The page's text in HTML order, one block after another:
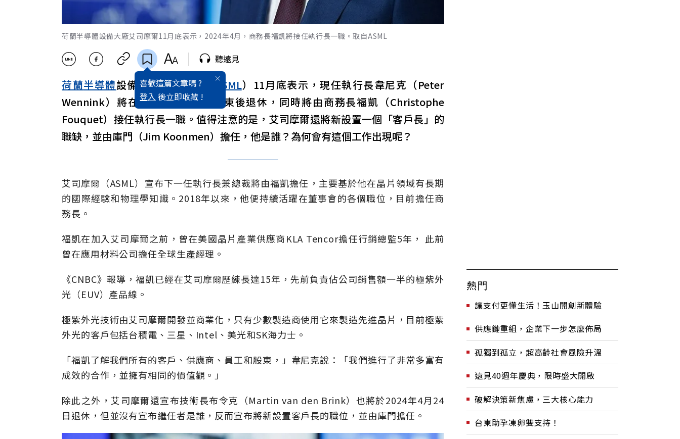
荷蘭半導體設備大廠艾司摩爾11月底表示，2024年4月，商務長福凱將接任執行長一職。取自ASML
喜歡這篇文章嗎 ?
登入 後立即收藏 !
聽遠見
荷蘭半導體設備大廠艾司摩爾（ ASML）11月底表示，現任執行長韋尼克（Peter
Wennink）將在2024年4月任期結束後退休，同時將由商務長福凱（Christophe
Fouquet）接任執行長一職。值得注意的是，艾司摩爾還將新設置一個「客戶長」的
職缺，並由庫門（Jim Koonmen）擔任，他是誰？為何會有這個工作出現呢？
艾司摩爾（ASML）宣布下一任執行長兼總裁將由福凱擔任，主要基於他在晶片領域有長期
的國際經驗和物理學知識。2018年以來，他便持續活躍在董事會的各個職位，目前擔任商
務長。
福凱在加入艾司摩爾之前，曾在美國晶片產業供應商KLA Tencor擔任行銷總監5年， 此前
曾在應用材料公司擔任全球生產經理。
《CNBC》報導，福凱已經在艾司摩爾歷練長達15年，先前負責佔公司銷售額一半的極紫外
光（EUV）產品線。
極紫外光技術由艾司摩爾開發並商業化，只有少數製造商使用它來製造先進晶片，目前極紫
外光的客戶包括台積電、三星、Intel、美光和SK海力士。
「福凱了解我們所有的客戶、供應商、員工和股東，」韋尼克說：「我們進行了非常多富有
成效的合作，並擁有相同的價值觀。」
除此之外，艾司摩爾還宣布技術長布令克（Martin van den Brink）也將於2024年4月24
日退休，但並沒有宣布繼任者是誰，反而宣布將新設置客戶長的職位，並由庫門擔任。
熱門
讓支付更懂生活！玉山開創新體驗
供應鏈重組，企業下一步怎麼佈局
孤獨到孤立，超高齡社會風險升溫
遠見40週年慶典，限時盛大開啟
破解決策新焦慮，三大核心能力
台東助孕凍卵雙支持！